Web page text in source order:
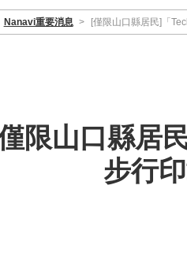
Nanavi重要消息 > [僅限山口縣居民]「
限山口縣居
步行